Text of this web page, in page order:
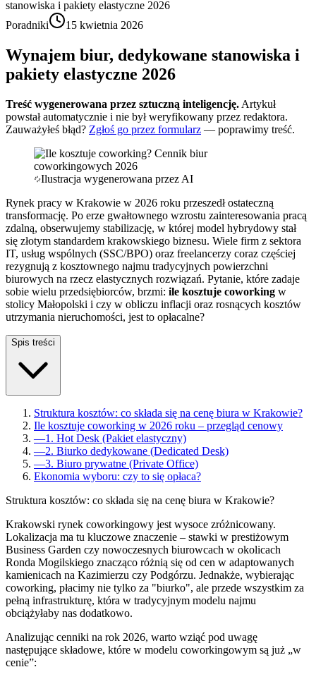
stanowiska i pakiety elastyczne 2026
Poradniki
15 kwietnia 2026
Wynajem biur, dedykowane stanowiska i
pakiety elastyczne 2026
Treść wygenerowana przez sztuczną inteligencję. Artykuł
powstał automatycznie i nie był weryfikowany przez redaktora.
Zauważyłeś błąd? Zgłoś go przez formularz — poprawimy treść.
Ilustracja wygenerowana przez AI
Rynek pracy w Krakowie w 2026 roku przeszedł ostateczną
transformację. Po erze gwałtownego wzrostu zainteresowania pracą
zdalną, obserwujemy stabilizację, w której model hybrydowy stał
się złotym standardem krakowskiego biznesu. Wiele firm z sektora
IT, usług wspólnych (SSC/BPO) oraz freelancerzy coraz częściej
rezygnują z kosztownego najmu tradycyjnych powierzchni
biurowych na rzecz elastycznych rozwiązań. Pytanie, które zadaje
sobie wielu przedsiębiorców, brzmi: ile kosztuje coworking w
stolicy Małopolski i czy w obliczu inflacji oraz rosnących kosztów
utrzymania nieruchomości, jest to opłacalne?
Spis treści
Struktura kosztów: co składa się na cenę biura w Krakowie?
Ile kosztuje coworking w 2026 roku – przegląd cenowy
—1. Hot Desk (Pakiet elastyczny)
—2. Biurko dedykowane (Dedicated Desk)
—3. Biuro prywatne (Private Office)
Ekonomia wyboru: czy to się opłaca?
Struktura kosztów: co składa się na cenę biura w Krakowie?
Krakowski rynek coworkingowy jest wysoce zróżnicowany.
Lokalizacja ma tu kluczowe znaczenie – stawki w prestiżowym
Business Garden czy nowoczesnych biurowcach w okolicach
Ronda Mogilskiego znacząco różnią się od cen w adaptowanych
kamienicach na Kazimierzu czy Podgórzu. Jednakże, wybierając
coworking, płacimy nie tylko za "biurko", ale przede wszystkim za
pełną infrastrukturę, która w tradycyjnym modelu najmu
obciążyłaby nas dodatkowo.
Analizując cenniki na rok 2026, warto wziąć pod uwagę
następujące składowe, które w modelu coworkingowym są już „w
cenie”: